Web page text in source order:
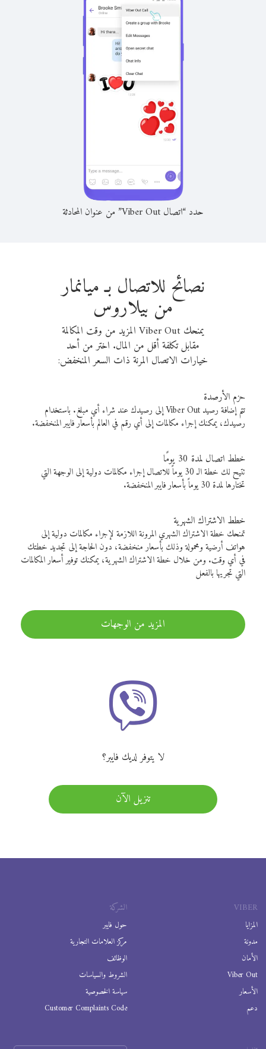
حدد “اتصال Viber Out” من عنوان المحادثة
نصائح للاتصال بـ ميانمار
من بيلاروس
يمنحك Viber Out المزيد من وقت المكالمة
مقابل تكلفة أقل من المال. اختر من أحد
خيارات الاتصال المرنة ذات السعر المنخفض:
حزم الأرصدة
تتم إضافة رصيد Viber Out إلى رصيدك عند شراء أي مبلغ. باستخدام
رصيدك، يمكنك إجراء مكالمات إلى أي رقم في العالم بأسعار فايبر المنخفضة.
خطط اتصال لمدة 30 يومًا
تتيح لك خطة الـ 30 يوماً للاتصال إجراء مكالمات دولية إلى الوجهة التي
تختارها لمدة 30 يوماً بأسعار فايبر المنخفضة.
خطط الاشتراك الشهرية
تمنحك خطة الاشتراك الشهري المرونة اللازمة لإجراء مكالمات دولية إلى
هواتف أرضية ومحمولة وذلك بأسعار منخفضة، دون الحاجة إلى تجديد خطتك
في أي وقت. ومن خلال خطة الاشتراك الشهرية، يمكنك توفير أسعار المكالمات
التي تجريها بالفعل
المزيد من الوجهات
لا يتوفر لديك فايبر؟
تنزيل الآن
VIBER
المزايا
مدونة
الأمان
Viber Out
الأسعار
دعم
الشركة
حول فايبر
مركز العلامات التجارية
الوظائف
الشروط والسياسات
سياسة الخصوصية
Customer Complaints Code